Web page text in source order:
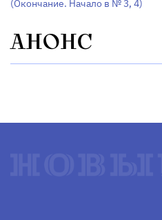
(Окончание. Начало в № 3, 4)
АНОНС